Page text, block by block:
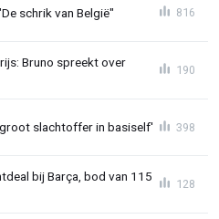
schrik van België" 816
Bruno spreekt over
190
slachtoffer in basiself' 398
bij Barça, bod van 115
128